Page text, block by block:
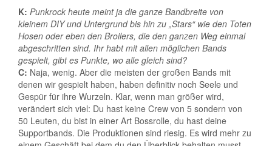
K: Punkrock heute meint ja die ganze Bandbreite von
kleinem DIY und Untergrund bis hin zu „Stars“ wie den Toten
Hosen oder eben den Broilers, die den ganzen Weg einmal
abgeschritten sind. Ihr habt mit allen möglichen Bands
gespielt, gibt es Punkte, wo alle gleich sind?
C: Naja, wenig. Aber die meisten der großen Bands mit
denen wir gespielt haben, haben definitiv noch Seele und
Gespür für ihre Wurzeln. Klar, wenn man größer wird,
verändert sich viel: Du hast keine Crew von 5 sondern von
50 Leuten, du bist in einer Art Bossrolle, du hast deine
Supportbands. Die Produktionen sind riesig. Es wird mehr zu